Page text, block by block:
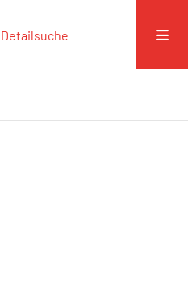
Detailsuche